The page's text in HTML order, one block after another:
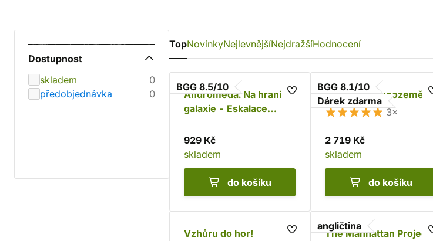
Dostupnost
skladem
0
předobjednávka
0
TopNovinkyNejlevnějšíNejdražšíHodnocení
BGG 8.5/10
Andromeda: Na hranici
galaxie - Eskalace
929 Kč
skladem
do košíku
BGG 8.1/10
Dárek zdarma
Legendy Dávnozemě
3×
2 719 Kč
skladem
do košíku
Vzhůru do hor!
angličtina
The Manhattan Project: